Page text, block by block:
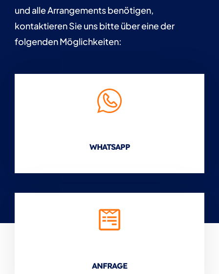
und alle Arrangements benötigen,
kontaktieren Sie uns bitte über eine der
folgenden Möglichkeiten:
WHATSAPP
ANFRAGE